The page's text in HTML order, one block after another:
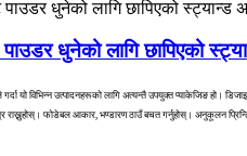
धुनेको लागि छापिएको
यो विभिन्न उत्पादनहरूको लागि अत्यन्तै उपयुक्त प्याकेजिङ हो।
राख्नुहोस्। फोडेबल आकार, भण्डारण ठाउँ बचत गर्नुहोस्। अनुकूलन